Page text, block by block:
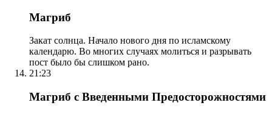
Магриб
Закат солнца. Начало нового дня по исламскому
календарю. Во многих случаях молиться и разрывать
пост было бы слишком рано.
21:23
Магриб с Введенными Предосторожностями